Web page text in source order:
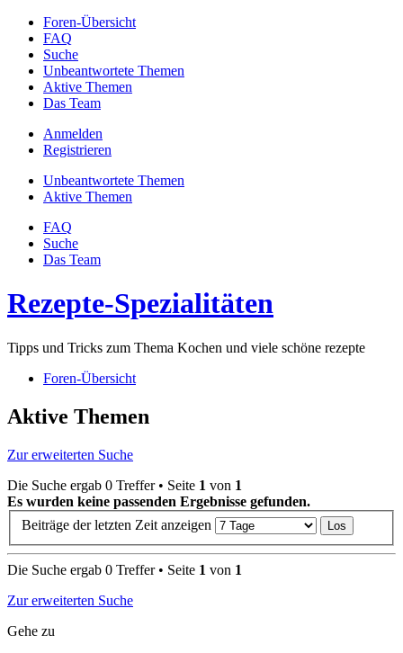
Foren-Übersicht
FAQ
Suche
Unbeantwortete Themen
Aktive Themen
Das Team
Anmelden
Registrieren
Unbeantwortete Themen
Aktive Themen
FAQ
Suche
Das Team
Rezepte-Spezialitäten
Tipps und Tricks zum Thema Kochen und viele schöne rezepte
Foren-Übersicht
Aktive Themen
Zur erweiterten Suche
Die Suche ergab 0 Treffer • Seite 1 von 1
Es wurden keine passenden Ergebnisse gefunden.
Beiträge der letzten Zeit anzeigen
Die Suche ergab 0 Treffer • Seite 1 von 1
Zur erweiterten Suche
Gehe zu